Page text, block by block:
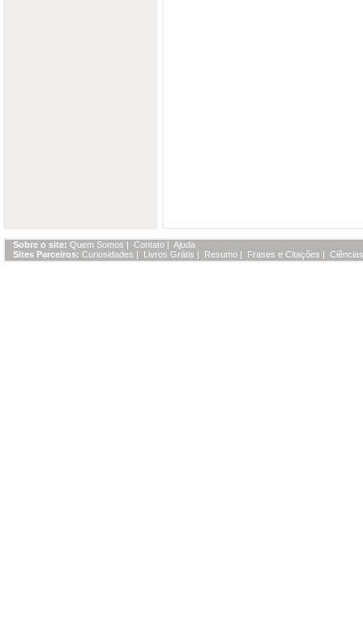
Sobre o site: Quem Somos | Contato | Ajuda
Sites Parceiros: Curiosidades | Livros Grátis | Resumo | Frases e Citações |